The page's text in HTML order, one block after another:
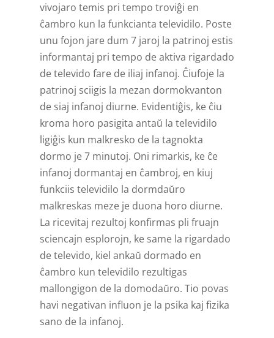
vivojaro temis pri tempo troviĝi en
ĉambro kun la funkcianta televidilo. Poste
unu fojon jare dum 7 jaroj la patrinoj estis
informantaj pri tempo de aktiva rigardado
de televido fare de iliaj infanoj. Ĉiufoje la
patrinoj sciigis la mezan dormo­kvanton
de siaj infanoj diurne. Evidentiĝis, ke ĉiu
kroma horo pasigita antaŭ la televidilo
ligiĝis kun malkresko de la tagnokta
dormo je 7 minutoj. Oni rimarkis, ke ĉe
infanoj dormantaj en ĉambroj, en kiuj
funkciis televidilo la dormdaŭro
malkreskas meze je duona horo diurne.
La ricevitaj rezultoj konfirmas pli fruajn
sciencajn esplorojn, ke same la rigardado
de televido, kiel ankaŭ dormado en
ĉambro kun televidilo rezultigas
mallongigon de la domodaŭro. Tio povas
havi negativan influon je la psika kaj fizika
sano de la infanoj.